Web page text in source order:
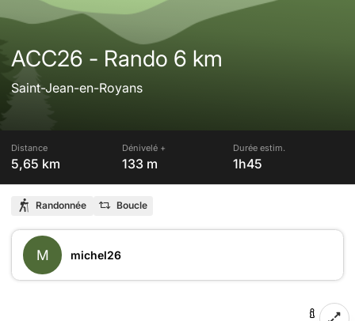
ACC26 - Rando 6 km
Saint-Jean-en-Royans
Distance
5,65 km
Dénivelé +
133 m
Durée estim.
1h45
Randonnée Boucle
M michel26